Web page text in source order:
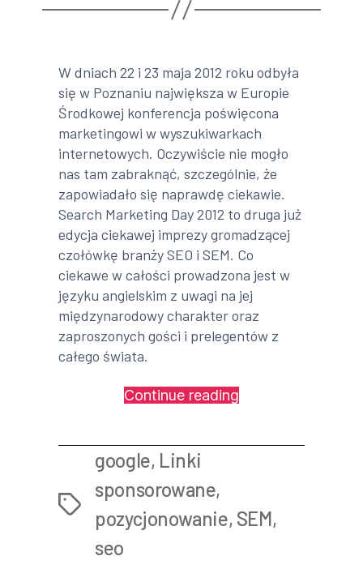
W dniach 22 i 23 maja 2012 roku odbyła
się w Poznaniu największa w Europie
Środkowej konferencja poświęcona
marketingowi w wyszukiwarkach
internetowych. Oczywiście nie mogło
nas tam zabraknąć, szczególnie, że
zapowiadało się naprawdę ciekawie.
Search Marketing Day 2012 to druga już
edycja ciekawej imprezy gromadzącej
czołówkę branży SEO i SEM. Co
ciekawe w całości prowadzona jest w
języku angielskim z uwagi na jej
międzynarodowy charakter oraz
zaproszonych gości i prelegentów z
całego świata.
Continue reading
Tags
google, Linki
sponsorowane,
pozycjonowanie, SEM,
seo